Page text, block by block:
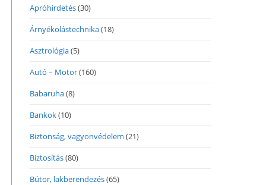
Apróhirdetés(30)
Árnyékolástechnika(18)
Asztrológia(5)
Autó – Motor(160)
Babaruha(8)
Bankok(10)
Biztonság, vagyonvédelem (21)
Biztosítás(80)
Bútor, lakberendezés(65)